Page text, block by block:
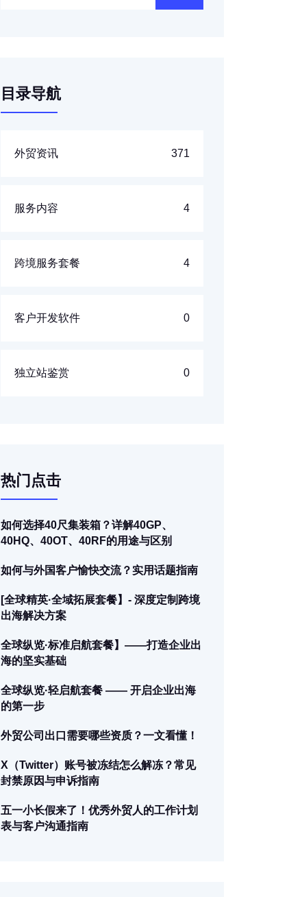
目录导航
外贸资讯 371
服务内容 4
跨境服务套餐 4
客户开发软件 0
独立站鉴赏 0
热门点击
如何选择40尺集装箱？详解40GP、
40HQ、40OT、40RF的用途与区别
如何与外国客户愉快交流？实用话题指南
[全球精英·全域拓展套餐】- 深度定制跨境
出海解决方案
全球纵览·标准启航套餐】——打造企业出
海的坚实基础
全球纵览·轻启航套餐 —— 开启企业出海
的第一步
外贸公司出口需要哪些资质？一文看懂！
X（Twitter）账号被冻结怎么解冻？常见
封禁原因与申诉指南
五一小长假来了！优秀外贸人的工作计划
表与客户沟通指南